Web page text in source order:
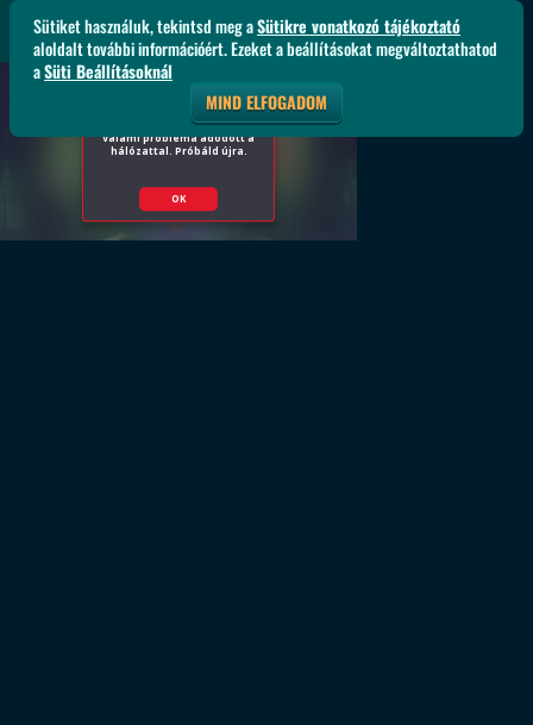
Sütiket használuk, tekintsd meg aSütikre vonatkozó tájékoztató
aloldalt további információért. Ezeket a beállításokat megváltoztathatod
aSüti Beállításoknál
MIND ELFOGADOM